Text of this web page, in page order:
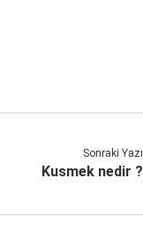
Sonraki Yazı
Kusmek nedir ?